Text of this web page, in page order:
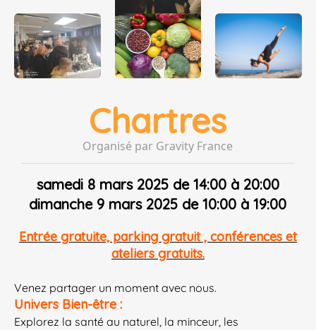
Chartres
Organisé par Gravity France
samedi 8 mars 2025 de 14:00 à 20:00
dimanche 9 mars 2025 de 10:00 à 19:00
​Entrée gratuite, parking gratuit , conférences et
ateliers gratuits.
Venez partager un moment avec nous.
Univers Bien-être :
Explorez la santé au naturel, la minceur, les